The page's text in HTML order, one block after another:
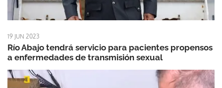
19 JUN 2023
Río Abajo tendrá servicio para pacientes propensos
a enfermedades de transmisión sexual